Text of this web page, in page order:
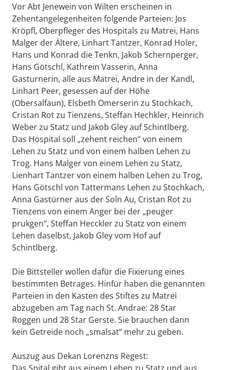
Vor Abt Jenewein von Wilten erscheinen in
Zehentangelegenheiten folgende Parteien: Jos
Kröpfl, Oberpfleger des Hospitals zu Matrei, Hans
Malger der Ältere, Linhart Tantzer, Konrad Holer,
Hans und Konrad die Tenkn, Jakob Schernperger,
Hans Götschl, Kathrein Vasserin, Anna
Gasturnerin, alle aus Matrei, Andre in der Kandl,
Linhart Peer, gesessen auf der Höhe
(Obersalfaun), Elsbeth Omerserin zu Stochkach,
Cristan Rot zu Tienzens, Steffan Hechkler, Heinrich
Weber zu Statz und Jakob Gley auf Schintlberg.
Das Hospital soll „zehent reichen“ von einem
Lehen zu Statz und von einem halben Lehen zu
Trog. Hans Malger von einem Lehen zu Statz,
Lienhart Tantzer von einem halben Lehen zu Trog,
Hans Götschl von Tattermans Lehen zu Stochkach,
Anna Gastürner aus der Soln Au, Cristan Rot zu
Tienzens von einem Anger bei der „peuger
prukgen“, Steffan Hecckler zu Statz von einem
Lehen daselbst, Jakob Gley vom Hof auf
Schintlberg.
Die Bittsteller wollen dafür die Fixierung eines
bestimmten Betrages. Hinfür haben die genannten
Parteien in den Kasten des Stiftes zu Matrei
abzugeben am Tag nach St. Andrae: 28 Star
Roggen und 28 Star Gerste. Sie brauchen dann
kein Getreide noch „smalsat“ mehr zu geben.
Auszug aus Dekan Lorenzns Regest: